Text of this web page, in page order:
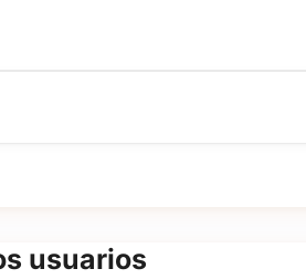
usuarios